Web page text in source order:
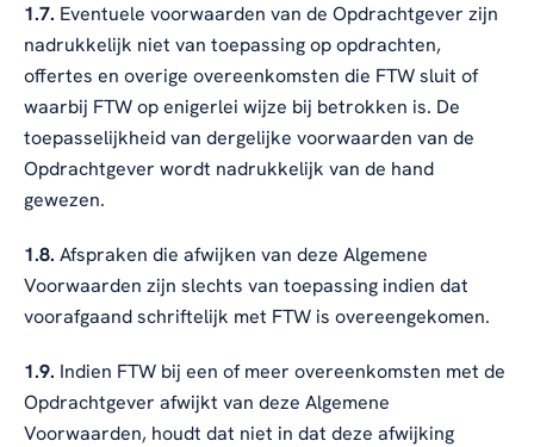
1.7. Eventuele voorwaarden van de Opdrachtgever zijn
nadrukkelijk niet van toepassing op opdrachten,
offertes en overige overeenkomsten die FTW sluit of
waarbij FTW op enigerlei wijze bij betrokken is. De
toepasselijkheid van dergelijke voorwaarden van de
Opdrachtgever wordt nadrukkelijk van de hand
gewezen.
1.8. Afspraken die afwijken van deze Algemene
Voorwaarden zijn slechts van toepassing indien dat
voorafgaand schriftelijk met FTW is overeengekomen.
1.9. Indien FTW bij een of meer overeenkomsten met de
Opdrachtgever afwijkt van deze Algemene
Voorwaarden, houdt dat niet in dat deze afwijking